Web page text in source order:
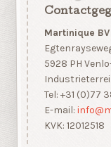
Martinique BV
5928 PH
Tel: +31 (0)77
E-mail:
KVK: 12012518